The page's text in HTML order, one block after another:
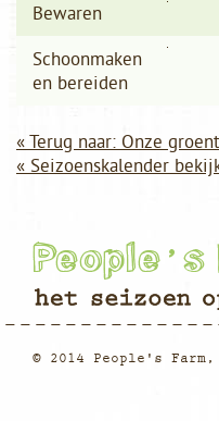
Bewaren
Schoonmaken
en bereiden
« Terug naar: Onze
« Seizoenskalender
© 2014 People's